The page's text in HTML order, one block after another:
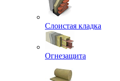
Слоистая кладка
Огнезащита